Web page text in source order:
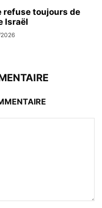
refuse toujours de
Israël